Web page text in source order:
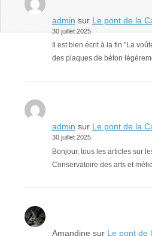
admin sur Le pont de la
30 juillet 2025
Il est bien écrit à la fin "La
des plaques de béton
admin sur Le pont de la
30 juillet 2025
Bonjour, tous les articles sur
Conservatoire des arts et
Amandine sur Le pont de